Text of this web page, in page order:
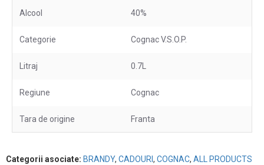
Alcool 40%
Categorie Cognac V.S.O.P.
Litraj 0.7L
Regiune Cognac
Tara de origine Franta
Categorii asociate: BRANDY, CADOURI, COGNAC, ALL PRODUCTS